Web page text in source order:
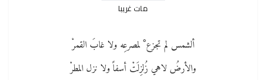
مات غريبا
ألشمس لم تجزع ْ لمصرعِه ولا غابَ القمرْ
والأرضُ لاهي زُلزِلَتْ أسفاً ولا نزل المطرْ